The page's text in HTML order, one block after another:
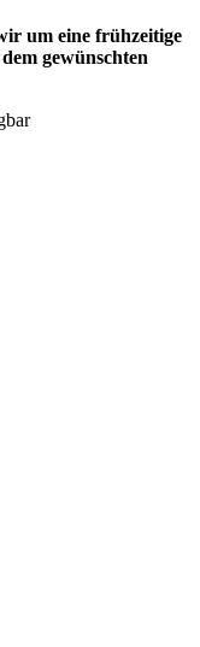
um eine frühzeitige
gewünschten